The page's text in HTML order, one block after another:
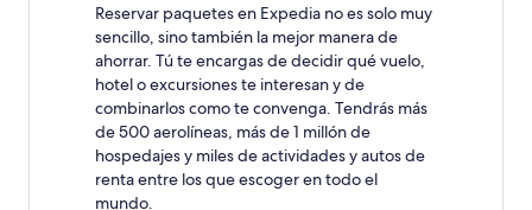
adicionales.
Reservar paquetes en Expedia no es solo muy
sencillo, sino también la mejor manera de
ahorrar. Tú te encargas de decidir qué vuelo,
hotel o excursiones te interesan y de
combinarlos como te convenga. Tendrás más
de 500 aerolíneas, más de 1 millón de
hospedajes y miles de actividades y autos de
renta entre los que escoger en todo el
mundo.